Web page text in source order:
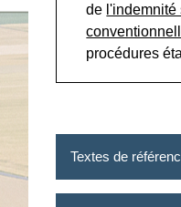
de
procédures
Textes de